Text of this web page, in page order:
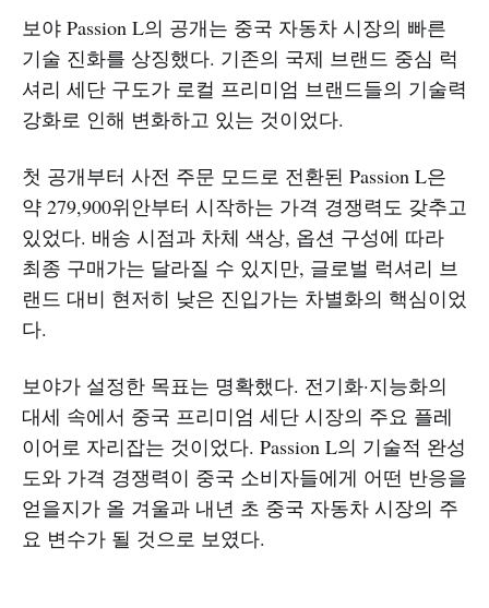
보야 Passion L의 공개는 중국 자동차 시장의 빠른
기술 진화를 상징했다. 기존의 국제 브랜드 중심 럭
셔리 세단 구도가 로컬 프리미엄 브랜드들의 기술력
강화로 인해 변화하고 있는 것이었다.
첫 공개부터 사전 주문 모드로 전환된 Passion L은
약 279,900위안부터 시작하는 가격 경쟁력도 갖추고
있었다. 배송 시점과 차체 색상, 옵션 구성에 따라
최종 구매가는 달라질 수 있지만, 글로벌 럭셔리 브
랜드 대비 현저히 낮은 진입가는 차별화의 핵심이었
다.
보야가 설정한 목표는 명확했다. 전기화·지능화의
대세 속에서 중국 프리미엄 세단 시장의 주요 플레
이어로 자리잡는 것이었다. Passion L의 기술적 완성
도와 가격 경쟁력이 중국 소비자들에게 어떤 반응을
얻을지가 올 겨울과 내년 초 중국 자동차 시장의 주
요 변수가 될 것으로 보였다.